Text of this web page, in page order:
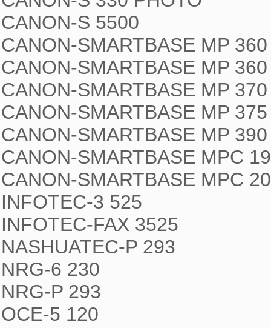
CANON-S 5500
CANON-SMARTBASE MP 360
CANON-SMARTBASE MP
CANON-SMARTBASE MP 370
CANON-SMARTBASE MP
CANON-SMARTBASE MP 390
CANON-SMARTBASE MPC
CANON-SMARTBASE MPC
INFOTEC-3 525
INFOTEC-FAX 3525
NASHUATEC-P 293
NRG-6 230
NRG-P 293
OCE-5 120